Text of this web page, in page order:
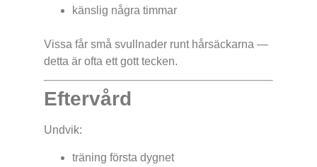
känslig några timmar
Vissa får små svullnader runt hårsäckarna —
detta är ofta ett gott tecken.
Eftervård
Undvik:
träning första dygnet